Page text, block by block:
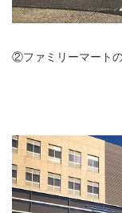
②ファミリーマートの